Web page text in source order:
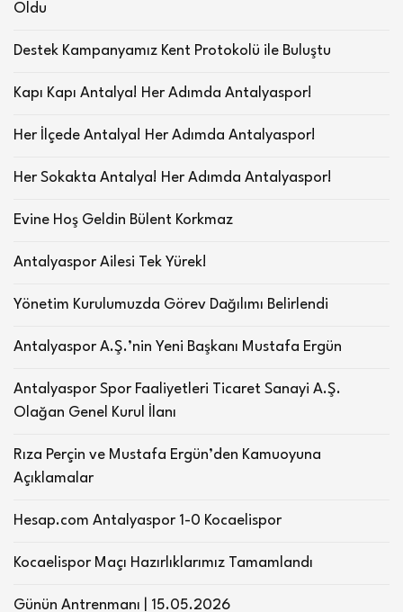
Oldu
Destek Kampanyamız Kent Protokolü ile Buluştu
Kapı Kapı Antalya! Her Adımda Antalyaspor!
Her İlçede Antalya! Her Adımda Antalyaspor!
Her Sokakta Antalya! Her Adımda Antalyaspor!
Evine Hoş Geldin Bülent Korkmaz
Antalyaspor Ailesi Tek Yürek!
Yönetim Kurulumuzda Görev Dağılımı Belirlendi
Antalyaspor A.Ş.’nin Yeni Başkanı Mustafa Ergün
Antalyaspor Spor Faaliyetleri Ticaret Sanayi A.Ş.
Olağan Genel Kurul İlanı
Rıza Perçin ve Mustafa Ergün’den Kamuoyuna
Açıklamalar
Hesap.com Antalyaspor 1-0 Kocaelispor
Kocaelispor Maçı Hazırlıklarımız Tamamlandı
Günün Antrenmanı | 15.05.2026